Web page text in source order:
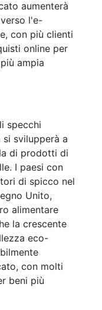
aumenterà
l'e-
con più clienti
online per
ampia
specchi
svilupperà a
di prodotti di
I paesi con
di spicco nel
Unito,
alimentare
la crescente
eco-
con molti
beni più